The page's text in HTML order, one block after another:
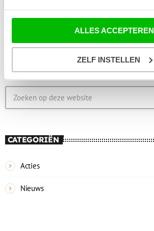
ALLES ACCEPTEREN
ZELF INSTELLEN
ZOEKEN
CATEGORIËN
Acties
Nieuws